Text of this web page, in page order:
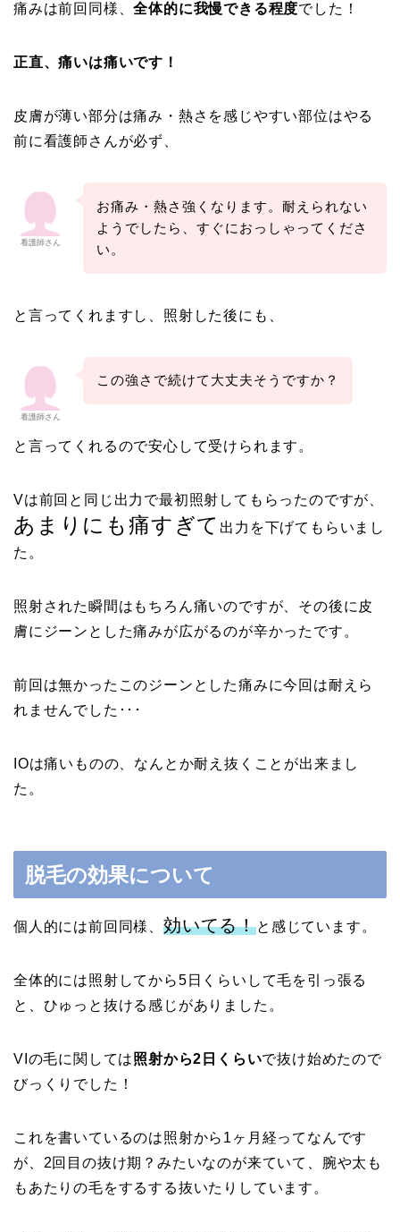
痛みは前回同様、全体的に我慢できる程度でした！
正直、痛いは痛いです！
皮膚が薄い部分は痛み・熱さを感じやすい部位はやる
前に看護師さんが必ず、
看護師さん
お痛み・熱さ強くなります。耐えられない
ようでしたら、すぐにおっしゃってくださ
い。
と言ってくれますし、照射した後にも、
看護師さん
この強さで続けて大丈夫そうですか？
と言ってくれるので安心して受けられます。
Vは前回と同じ出力で最初照射してもらったのですが、
あまりにも痛すぎて 出力を下げてもらいまし
た。
照射された瞬間はもちろん痛いのですが、その後に皮
膚にジーンとした痛みが広がるのが辛かったです。
前回は無かったこのジーンとした痛みに今回は耐えら
れませんでした･･･
IOは痛いものの、なんとか耐え抜くことが出来まし
た。
脱毛の効果について
個人的には前回同様、 効いてる！と感じています。
全体的には照射してから5日くらいして毛を引っ張る
と、ひゅっと抜ける感じがありました。
VIの毛に関しては照射から2日くらいで抜け始めたので
びっくりでした！
これを書いているのは照射から1ヶ月経ってなんです
が、2回目の抜け期？みたいなのが来ていて、腕や太も
もあたりの毛をするする抜いたりしています。